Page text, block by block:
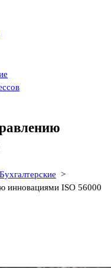
Бухгалтерские >
инновациями ISO 56000